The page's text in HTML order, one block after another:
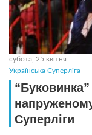
субота, 25 квітня
Українська Суперліга
Суперліги